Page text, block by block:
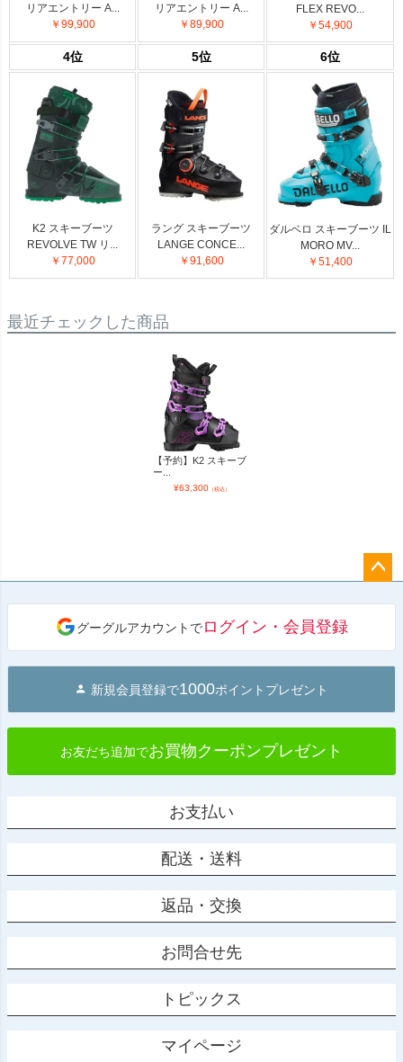
リアエントリー A...
￥99,900
リアエントリー A...
￥89,900
FLEX REVO...
￥54,900
4位 5位 6位
K2 スキーブーツ
REVOLVE TW リ...
￥77,000
ラング スキーブーツ
LANGE CONCE...
￥91,600
ダルベロ スキーブーツ IL
MORO MV...
￥51,400
最近チェックした商品
【予約】K2 スキーブ
ー...
¥63,300（税込）
へ
グーグルアカウントでログイン・会員登録
新規会員登録で1000ポイントプレゼント
お友だち追加でお買物クーポンプレゼント
お支払い
配送・送料
返品・交換
お問合せ先
トピックス
マイページ